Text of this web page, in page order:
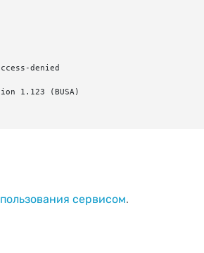
denied
1.123 (BUSA)
сервисом.